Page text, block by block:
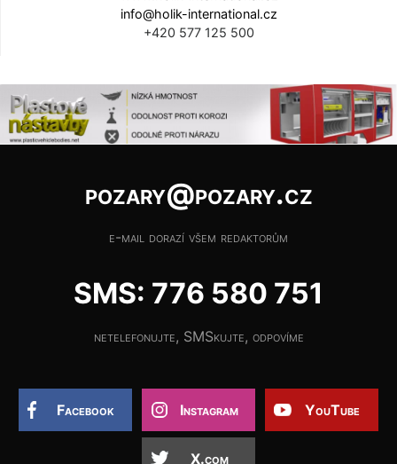
info@holik-international.cz
+420 577 125 500
pozary@pozary.cz
e-mail dorazí všem redaktorům
SMS: 776 580 751
netelefonujte, SMSkujte, odpovíme
Facebook Instagram YouTube
X.com